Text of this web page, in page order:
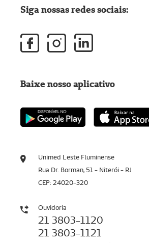
Unimed Leste Fluminense
Rua Dr. Borman, 51 - Niterói - RJ
CEP: 24020-320
Ouvidoria
21 3803-1120
21 3803-1121
Siga nossas redes sociais:
Baixe nosso aplicativo